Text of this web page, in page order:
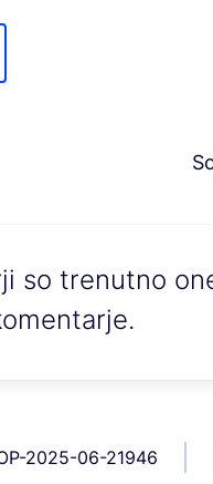
so trenutno
2025-06-21946